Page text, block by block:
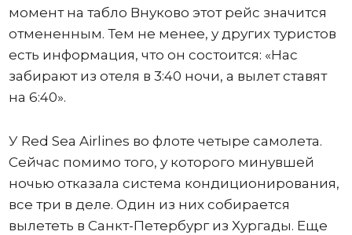
момент на табло Внуково этот рейс значится
отмененным. Тем не менее, у других туристов
есть информация, что он состоится: «Нас
забирают из отеля в 3:40 ночи, а вылет ставят
на 6:40».
У Red Sea Airlines во флоте четыре самолета.
Сейчас помимо того, у которого минувшей
ночью отказала система кондиционирования,
все три в деле. Один из них собирается
вылететь в Санкт-Петербург из Хургады. Еще